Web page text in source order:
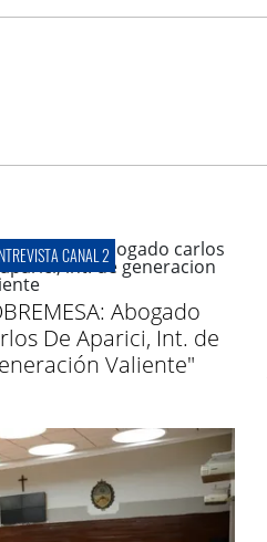
CANAL 2
Abogado
De Aparici, Int. de
Valiente"